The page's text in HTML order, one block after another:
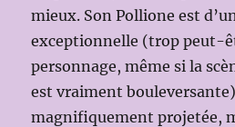
mieux. Son Pollione est
exceptionnelle (trop peut-
personnage, même si la
est vraiment
magnifiquement projetée,